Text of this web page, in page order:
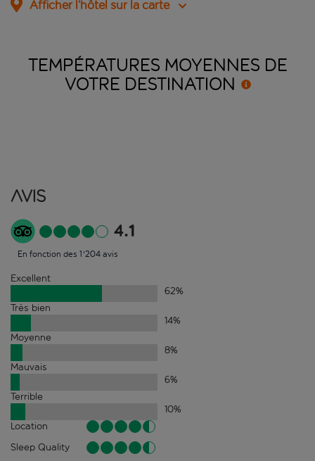
Afficher l’hôtel sur la carte
TEMPÉRATURES MOYENNES DE
VOTRE DESTINATION
Avis
4.1
En fonction des 1'204 avis
Excellent
62%
Très bien
14%
Moyenne
8%
Mauvais
6%
Terrible
10%
Location
Sleep Quality